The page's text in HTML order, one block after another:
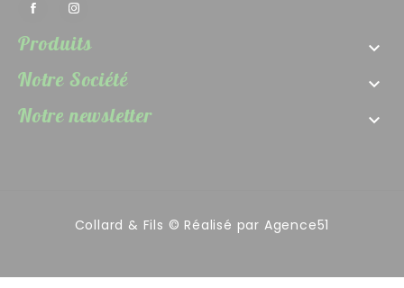
Produits 
Notre Société 
Notre newsletter 
Collard & Fils © Réalisé par Agence51